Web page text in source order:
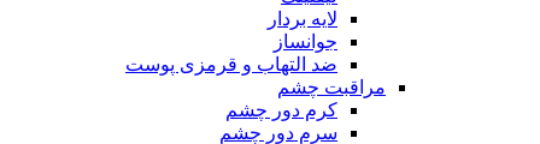
لایه بردار
جوانساز
ضد التهاب و قرمزی پوست
مراقبت چشم
کرم دور چشم
سرم دور چشم